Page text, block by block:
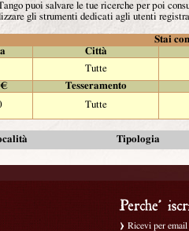
puoi salvare le tue ricerche per poi
gli strumenti dedicati agli utenti
Stai
Città
Tutte
€
Tesseramento
Tutte
Tipologia
Ricevi per